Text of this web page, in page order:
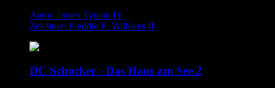
Autor: James Tynion IV
Zeichner: Freddie E. Williams II
DC Schocker - Das Haus am See 2